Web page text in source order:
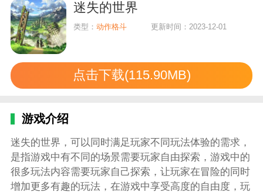
迷失的世界
类型：动作格斗 更新时间：2023-12-01
点击下载(115.90MB)
游戏介绍
迷失的世界，可以同时满足玩家不同玩法体验的需求，
是指游戏中有不同的场景需要玩家自由探索，游戏中的
很多玩法内容需要玩家自己探索，让玩家在冒险的同时
增加更多有趣的玩法，在游戏中享受高度的自由度，玩